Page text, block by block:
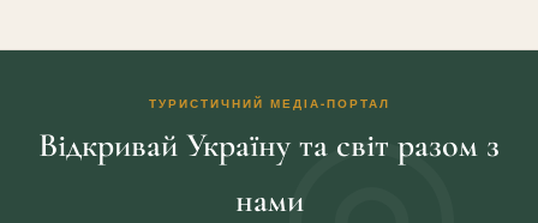
ТУРИСТИЧНИЙ МЕДІА-ПОРТАЛ
Відкривай Україну та світ разом з
нами